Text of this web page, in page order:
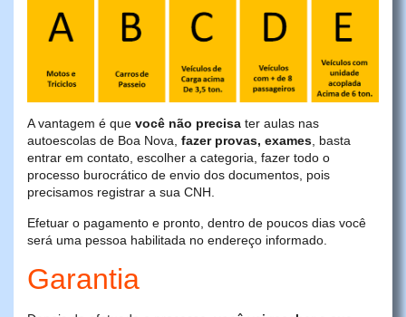
A vantagem é que você não precisa ter aulas nas
autoescolas de Boa Nova, fazer provas, exames, basta
entrar em contato, escolher a categoria, fazer todo o
processo burocrático de envio dos documentos, pois
precisamos registrar a sua CNH.
Efetuar o pagamento e pronto, dentro de poucos dias você
será uma pessoa habilitada no endereço informado.
Garantia